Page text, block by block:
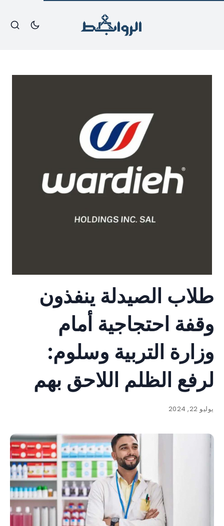
طلاب الصيدلة ينفذون
وقفة احتجاجية أمام
وزارة التربية وسلوم:
لرفع الظلم اللاحق بهم
يوليو 22, 2024